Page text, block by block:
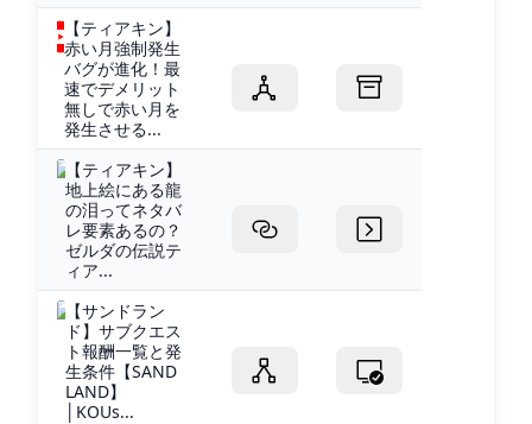
【ティアキン】
赤い月強制発生
バグが進化！最
速でデメリット
無しで赤い月を
発生させる...
【ティアキン】
地上絵にある龍
の泪ってネタバ
レ要素あるの？
ゼルダの伝説テ
ィア...
【サンドラン
ド】サブクエス
ト報酬一覧と発
生条件【SAND
LAND】
│KOUs...